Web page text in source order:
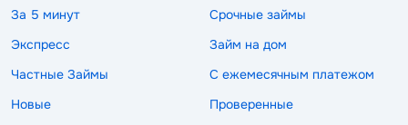
За 5 минут
Срочные займы
Экспресс
Займ на дом
Частные Займы
С ежемесячным платежом
Новые
Проверенные